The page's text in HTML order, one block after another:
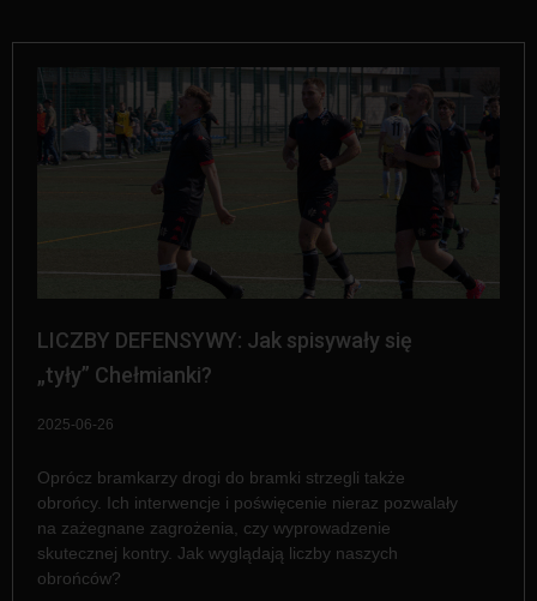
LICZBY DEFENSYWY: Jak spisywały się
„tyły” Chełmianki?
2025-06-26
Oprócz bramkarzy drogi do bramki strzegli także
obrońcy. Ich interwencje i poświęcenie nieraz pozwalały
na zażegnane zagrożenia, czy wyprowadzenie
skutecznej kontry. Jak wyglądają liczby naszych
obrońców?